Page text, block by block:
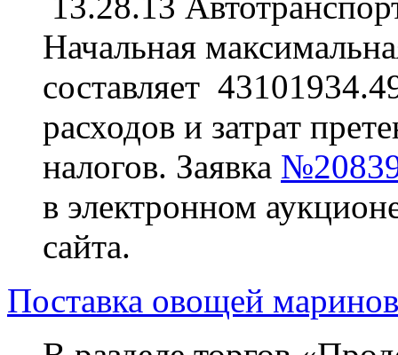
Начальная
составляет
расходов и затрат
налогов. Заявка
в электронном
сайта.
Поставка овощей